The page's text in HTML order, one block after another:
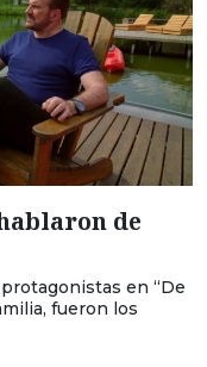
de
en “De
fueron los